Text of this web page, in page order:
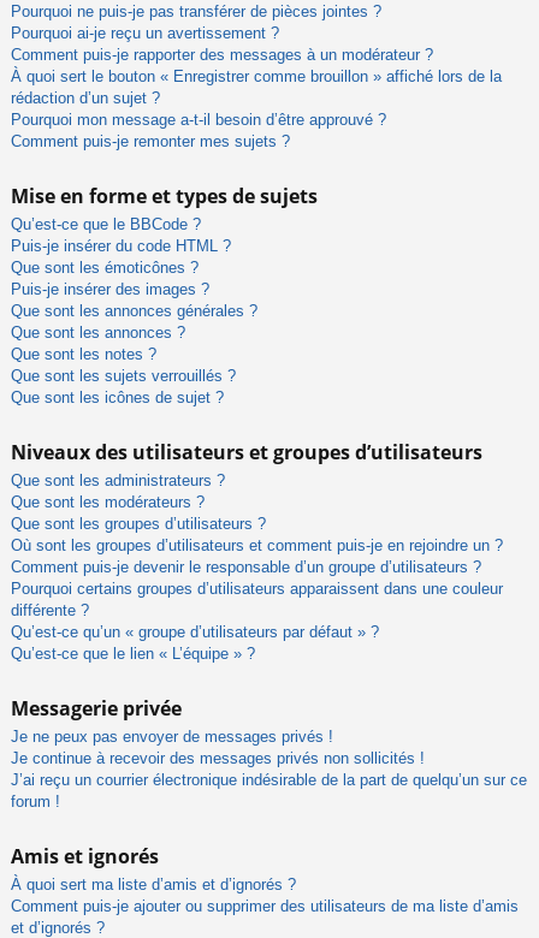
Pourquoi ne puis-je pas transférer de pièces jointes ?
Pourquoi ai-je reçu un avertissement ?
Comment puis-je rapporter des messages à un modérateur ?
À quoi sert le bouton « Enregistrer comme brouillon » affiché lors de la
rédaction d’un sujet ?
Pourquoi mon message a-t-il besoin d’être approuvé ?
Comment puis-je remonter mes sujets ?
Mise en forme et types de sujets
Qu’est-ce que le BBCode ?
Puis-je insérer du code HTML ?
Que sont les émoticônes ?
Puis-je insérer des images ?
Que sont les annonces générales ?
Que sont les annonces ?
Que sont les notes ?
Que sont les sujets verrouillés ?
Que sont les icônes de sujet ?
Niveaux des utilisateurs et groupes d’utilisateurs
Que sont les administrateurs ?
Que sont les modérateurs ?
Que sont les groupes d’utilisateurs ?
Où sont les groupes d’utilisateurs et comment puis-je en rejoindre un ?
Comment puis-je devenir le responsable d’un groupe d’utilisateurs ?
Pourquoi certains groupes d’utilisateurs apparaissent dans une couleur
différente ?
Qu’est-ce qu’un « groupe d’utilisateurs par défaut » ?
Qu’est-ce que le lien « L’équipe » ?
Messagerie privée
Je ne peux pas envoyer de messages privés !
Je continue à recevoir des messages privés non sollicités !
J’ai reçu un courrier électronique indésirable de la part de quelqu’un sur ce
forum !
Amis et ignorés
À quoi sert ma liste d’amis et d’ignorés ?
Comment puis-je ajouter ou supprimer des utilisateurs de ma liste d’amis
et d’ignorés ?